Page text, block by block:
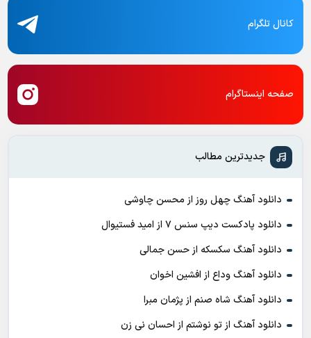
کانال تلگرام
صفحه اینستاگرام
جدیدترین مطالب
دانلود آهنگ چهل روز از محسن چاوشی
دانلود پادکست ديپ سنس ۷ از اميد فستيوال
دانلود آهنگ سکسکه از حسن جمالی
دانلود آهنگ وداع از افشين اخوان
دانلود آهنگ شاه صنم از پژمان مبرا
دانلود آهنگ از تو نوشتم از احسان نی زن